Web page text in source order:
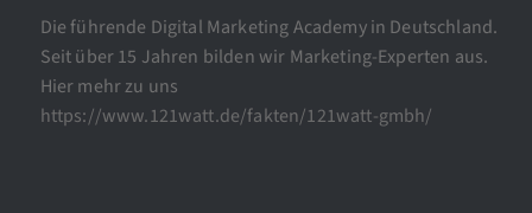
Die führende Digital Marketing Academy in Deutschland.
Seit über 15 Jahren bilden wir Marketing-Experten aus.
Hier mehr zu uns
https://www.121watt.de/fakten/121watt-gmbh/